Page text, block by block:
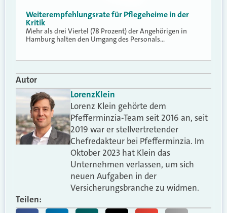
Weiterempfehlungsrate für Pflegeheime in der
Kritik
Mehr als drei Viertel (78 Prozent) der Angehörigen in
Hamburg halten den Umgang des Personals…
Autor
LorenzKlein
Lorenz Klein gehörte dem
Pfefferminzia-Team seit 2016 an, seit
2019 war er stellvertretender
Chefredakteur bei Pfefferminzia. Im
Oktober 2023 hat Klein das
Unternehmen verlassen, um sich
neuen Aufgaben in der
Versicherungsbranche zu widmen.
Teilen: